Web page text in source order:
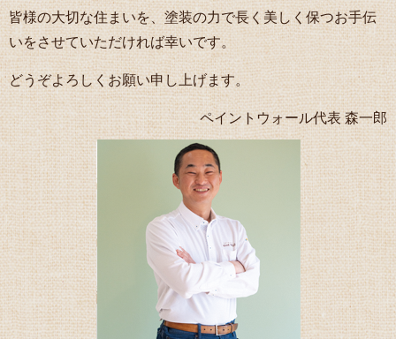
皆様の大切な住まいを、塗装の力で長く美しく保つお手伝
いをさせていただければ幸いです。
どうぞよろしくお願い申し上げます。
ペイントウォール代表 森一郎